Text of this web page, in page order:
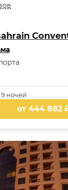
9 ночей
от 444 882